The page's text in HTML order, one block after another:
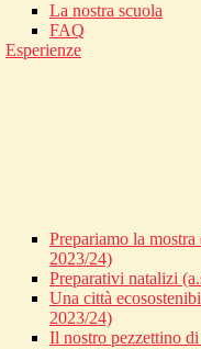
La nostra scuola
FAQ
Esperienze
Prepariamo la mostra
2023/24)
Preparativi natalizi
Una città
2023/24)
Il nostro pezzettino